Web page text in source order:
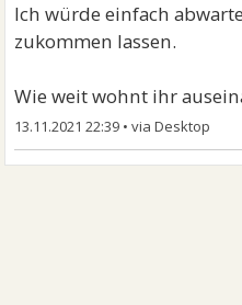
Ich würde einfach
zukommen lassen.
Wie weit wohnt ihr
13.11.2021 22:39 •